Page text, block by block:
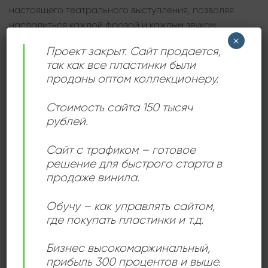
настоящего театрального выступления, позволяя
насладиться каждой фразой и каждым звуком.
исполнение делают эту пластинку незаменимой для
коллекционеров и ценителей искусства Михаила
Жванецкого.
Не упустите возможность приобрести эту
уникальную виниловую пластинку и погрузиться в
Михаила Жванецкого. Будьте готовы к улыбкам,
смеху и обостренному восприятию окружающей
реальности. Закажите “Монологи” прямо сейчас и
добавьте эту прекрасную пластинку в свою
коллекцию!
Проект закрыт. Сайт продается,
так как все пластинки были
проданы оптом коллекционеру.
Стоимость сайта 150 тысяч
рублей.
Сайт с трафиком – готовое
решение для быстрого старта в
продаже винила.
Обучу – как управлять сайтом,
где покупать пластинки и т.д.
Бизнес высокомаржинальный,
прибыль 300 процентов и выше.
×